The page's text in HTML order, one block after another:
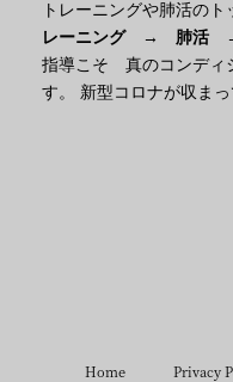
トレーニングや肺活の
レーニング → 肺活 →
指導こそ 真のコンディ
す。 新型コロナが収ま
Home Privacy